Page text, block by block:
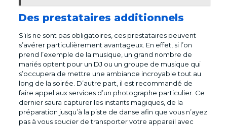
Des prestataires additionnels
S’ils ne sont pas obligatoires, ces prestataires peuvent
s’avérer particulièrement avantageux. En effet, si l’on
prend l’exemple de la musique, un grand nombre de
mariés optent pour un DJ ou un groupe de musique qui
s’occupera de mettre une ambiance incroyable tout au
long de la soirée. D’autre part, il est recommandé de
faire appel aux services d’un photographe particulier. Ce
dernier saura capturer les instants magiques, de la
préparation jusqu’à la piste de danse afin que vous n’ayez
pas à vous soucier de transporter votre appareil avec